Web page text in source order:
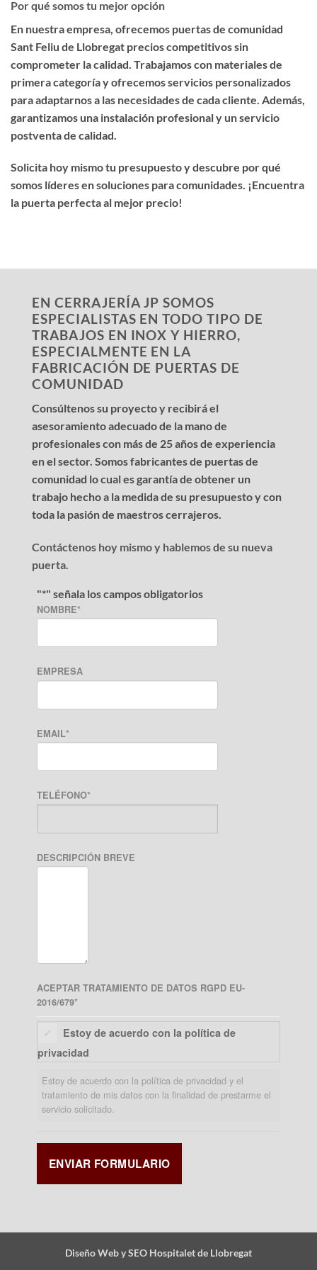
Por qué somos tu mejor opción
En nuestra empresa, ofrecemos puertas de comunidad
Sant Feliu de Llobregat precios competitivossin
comprometer la calidad. Trabajamos con materiales de
primera categoría y ofrecemos servicios personalizados
para adaptarnos a las necesidades de cada cliente. Además,
garantizamos una instalación profesional y un servicio
postventa de calidad.
Solicita hoy mismo tu presupuesto y descubre por qué
somos líderes en soluciones para comunidades. ¡Encuentra
la puerta perfecta al mejor precio!
EN CERRAJERÍA JP SOMOS
ESPECIALISTAS EN TODO TIPO DE
TRABAJOS EN INOX Y HIERRO,
ESPECIALMENTE EN LA
FABRICACIÓN DE PUERTAS DE
COMUNIDAD
Consúltenos su proyecto y recibirá el
asesoramiento adecuado de la mano de
profesionales con más de 25 años de experiencia
en el sector. Somos fabricantes de puertas de
comunidad lo cual es garantía de obtener un
trabajo hecho a la medida de su presupuesto y con
toda la pasión de maestros cerrajeros.
Contáctenos hoy mismo y hablemos de su nueva
puerta.
"*" señala los campos obligatorios
NOMBRE*
EMPRESA
EMAIL*
TELÉFONO*
DESCRIPCIÓN BREVE
ACEPTAR TRATAMIENTO DE DATOS RGPD EU-
2016/679*
Estoy de acuerdo con la política de
privacidad
Estoy de acuerdo con la política de privacidad y el
tratamiento de mis datos con la finalidad de prestarme el
servicio solicitado.
Diseño Web y SEO Hospitalet de Llobregat